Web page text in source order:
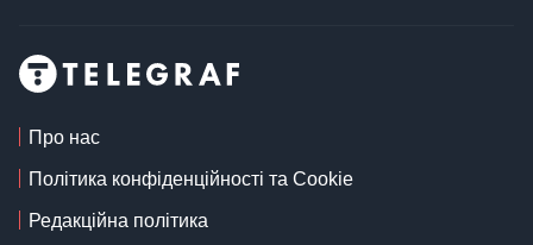
Про нас
Політика конфіденційності та Cookie
Редакційна політика